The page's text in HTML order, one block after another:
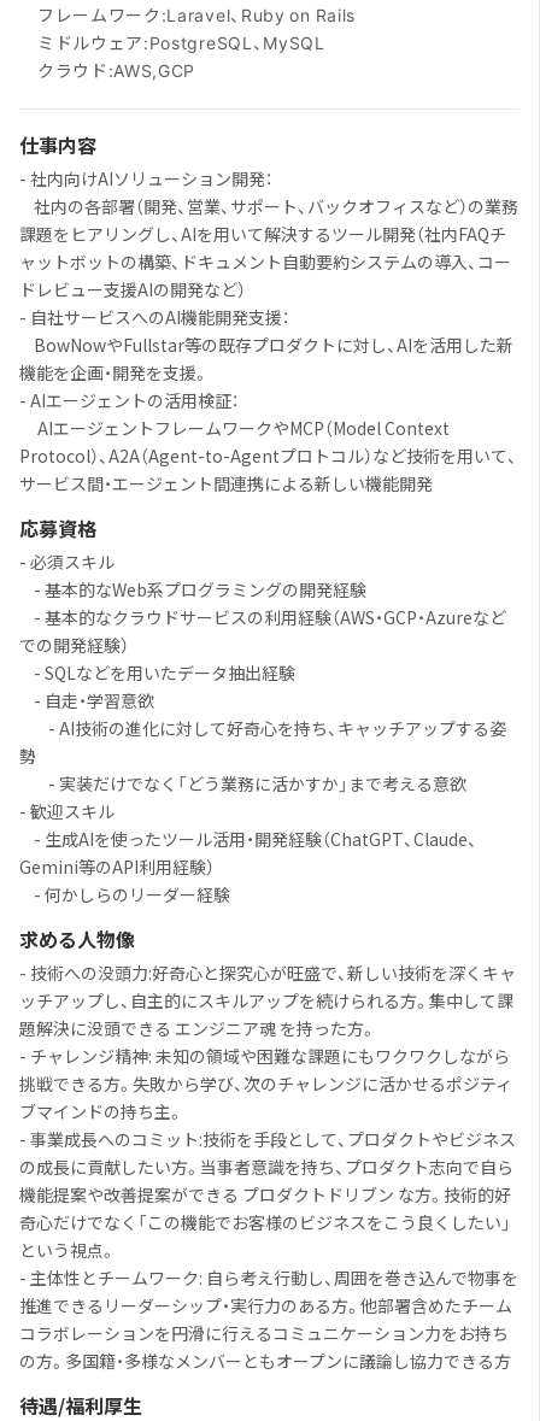
フレームワーク:Laravel、Ruby on Rails
ミドルウェア:PostgreSQL、MySQL
クラウド:AWS,GCP
仕事内容
- 社内向けAIソリューション開発：
社内の各部署（開発、営業、サポート、バックオフィスなど）の業務
課題をヒアリングし、AIを用いて解決するツール開発（社内FAQチ
ャットボットの構築、ドキュメント自動要約システムの導入、コー
ドレビュー支援AIの開発など）
- 自社サービスへのAI機能開発支援：
BowNowやFullstar等の既存プロダクトに対し、AIを活用した新
機能を企画・開発を支援。
- AIエージェントの活用検証：
AIエージェントフレームワークやMCP（Model Context
Protocol）、A2A（Agent-to-Agentプロトコル）など技術を用いて、
サービス間・エージェント間連携による新しい機能開発
応募資格
- 必須スキル
- 基本的なWeb系プログラミングの開発経験
- 基本的なクラウドサービスの利用経験（AWS・GCP・Azureなど
での開発経験）
- SQLなどを用いたデータ抽出経験
- 自走・学習意欲
- AI技術の進化に対して好奇心を持ち、キャッチアップする姿
勢
- 実装だけでなく「どう業務に活かすか」まで考える意欲
- 歓迎スキル
- 生成AIを使ったツール活用・開発経験（ChatGPT、Claude、
Gemini等のAPI利用経験）
- 何かしらのリーダー経験
求める人物像
- 技術への没頭力:好奇心と探究心が旺盛で、新しい技術を深くキャ
ッチアップし、自主的にスキルアップを続けられる方。集中して課
題解決に没頭できる エンジニア魂 を持った方。
- チャレンジ精神: 未知の領域や困難な課題にもワクワクしながら
挑戦できる方。失敗から学び、次のチャレンジに活かせるポジティ
ブマインドの持ち主。
- 事業成長へのコミット:技術を手段として、プロダクトやビジネス
の成長に貢献したい方。当事者意識を持ち、プロダクト志向で自ら
機能提案や改善提案ができる プロダクトドリブン な方。技術的好
奇心だけでなく「この機能でお客様のビジネスをこう良くしたい」
という視点。
- 主体性とチームワーク: 自ら考え行動し、周囲を巻き込んで物事を
推進できるリーダーシップ・実行力のある方。他部署含めたチーム
コラボレーションを円滑に行えるコミュニケーション力をお持ち
の方。多国籍・多様なメンバーともオープンに議論し協力できる方
待遇/福利厚生